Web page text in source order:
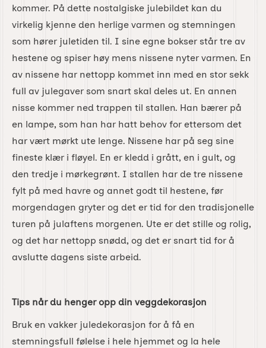
kommer. På dette nostalgiske julebildet kan du
virkelig kjenne den herlige varmen og stemningen
som hører juletiden til. I sine egne bokser står tre av
hestene og spiser høy mens nissene nyter varmen. En
av nissene har nettopp kommet inn med en stor sekk
full av julegaver som snart skal deles ut. En annen
nisse kommer ned trappen til stallen. Han bærer på
en lampe, som han har hatt behov for ettersom det
har vært mørkt ute lenge. Nissene har på seg sine
fineste klær i fløyel. En er kledd i grått, en i gult, og
den tredje i mørkegrønt. I stallen har de tre nissene
fylt på med havre og annet godt til hestene, før
morgendagen gryter og det er tid for den tradisjonelle
turen på julaftens morgenen. Ute er det stille og rolig,
og det har nettopp snødd, og det er snart tid for å
avslutte dagens siste arbeid.
Tips når du henger opp din veggdekorasjon
Bruk en vakker juledekorasjon for å få en
stemningsfull følelse i hele hjemmet og la hele